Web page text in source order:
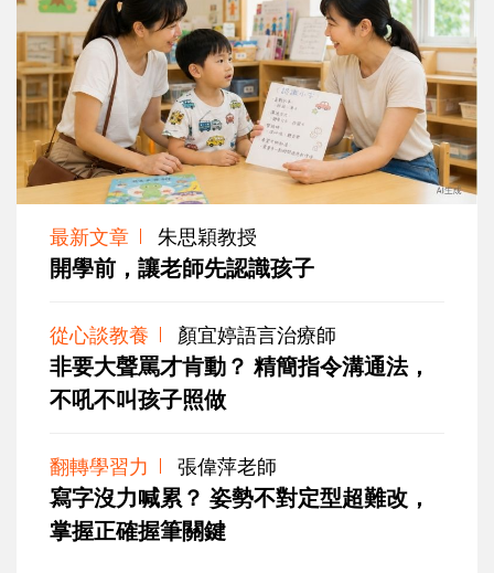
最新文章 朱思穎教授
開學前，讓老師先認識孩子
從心談教養 顏宜婷語言治療師
非要大聲罵才肯動？ 精簡指令溝通法，
不吼不叫孩子照做
翻轉學習力 張偉萍老師
寫字沒力喊累？ 姿勢不對定型超難改，
掌握正確握筆關鍵